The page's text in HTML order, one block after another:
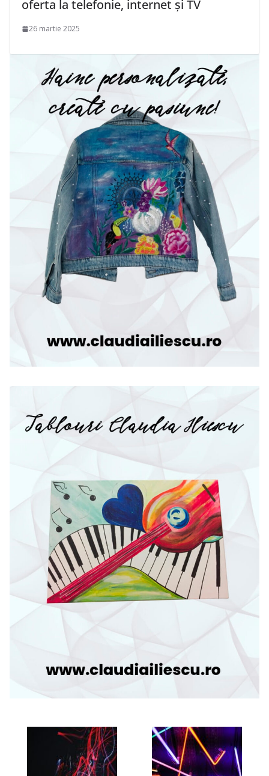
oferta la telefonie, internet și TV
26 martie 2025